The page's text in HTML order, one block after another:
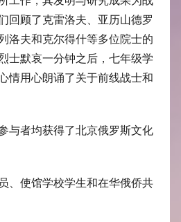
回顾了克雷洛夫、亚历山德罗
洛夫和克尔得什等多位院士的
士默哀一分钟之后，七年级学
情用心朗诵了关于前线战士和
与者均获得了北京俄罗斯文化
、使馆学校学生和在华俄侨共